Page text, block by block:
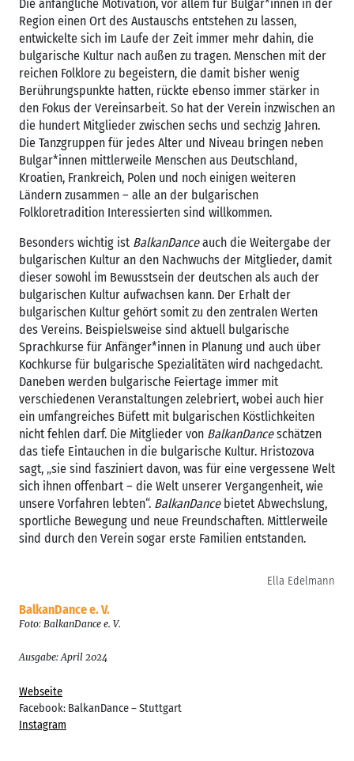
BalkanDance e. V.
Webseite
Facebook: BalkanDance – Stuttgart
Instagram
Foto: BalkanDance e. V.
Ausgabe: April 2024
Die anfängliche Motivation, vor allem für Bulgar*innen in der
Region einen Ort des Austauschs entstehen zu lassen,
entwickelte sich im Laufe der Zeit immer mehr dahin, die
bulgarische Kultur nach außen zu tragen. Menschen mit der
reichen Folklore zu begeistern, die damit bisher wenig
Berührungspunkte hatten, rückte ebenso immer stärker in
den Fokus der Vereinsarbeit. So hat der Verein inzwischen an
die hundert Mitglieder zwischen sechs und sechzig Jahren.
Die Tanzgruppen für jedes Alter und Niveau bringen neben
Bulgar*innen mittlerweile Menschen aus Deutschland,
Kroatien, Frankreich, Polen und noch einigen weiteren
Ländern zusammen – alle an der bulgarischen
Folkloretradition Interessierten sind willkommen.
Besonders wichtig ist BalkanDanceauch die Weitergabe der
bulgarischen Kultur an den Nachwuchs der Mitglieder, damit
dieser sowohl im Bewusstsein der deutschen als auch der
bulgarischen Kultur aufwachsen kann. Der Erhalt der
bulgarischen Kultur gehört somit zu den zentralen Werten
des Vereins. Beispielsweise sind aktuell bulgarische
Sprachkurse für Anfänger*innen in Planung und auch über
Kochkurse für bulgarische Spezialitäten wird nachgedacht.
Daneben werden bulgarische Feiertage immer mit
verschiedenen Veranstaltungen zelebriert, wobei auch hier
ein umfangreiches Büfett mit bulgarischen Köstlichkeiten
nicht fehlen darf. Die Mitglieder von BalkanDanceschätzen
das tiefe Eintauchen in die bulgarische Kultur. Hristozova
sagt, „sie sind fasziniert davon, was für eine vergessene Welt
sich ihnen offenbart – die Welt unserer Vergangenheit, wie
unsere Vorfahren lebten“. BalkanDancebietet Abwechslung,
sportliche Bewegung und neue Freundschaften. Mittlerweile
sind durch den Verein sogar erste Familien entstanden.
Ella Edelmann